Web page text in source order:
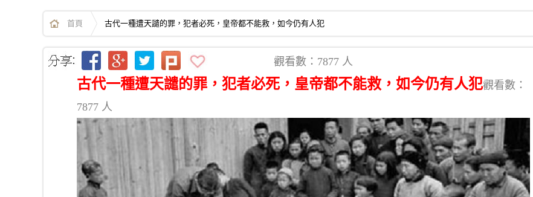
首頁 古代一種遭天譴的罪，犯者必死，皇帝都不能救，如今仍有人犯
觀看數：7877 人
古代一種遭天譴的罪，犯者必死，皇帝都不能救，如今仍有人犯觀看數：
7877 人